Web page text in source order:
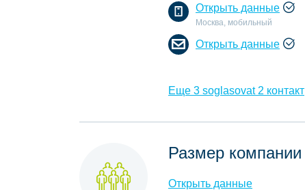
Открыть данные
Москва, мобильный
Открыть данные
Еще 3 soglasovat 2 контакт
Размер компании
Открыть данные